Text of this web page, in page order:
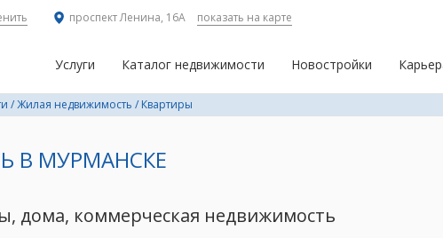
проспект Ленина, 16А показать на карте
Услуги Каталог недвижимости Новостройки
/Жилая недвижимость / Квартиры
В МУРМАНСКЕ
дома, коммерческая недвижимость